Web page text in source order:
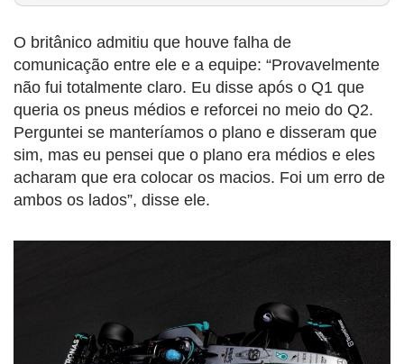
O britânico admitiu que houve falha de
comunicação entre ele e a equipe: “Provavelmente
não fui totalmente claro. Eu disse após o Q1 que
queria os pneus médios e reforcei no meio do Q2.
Perguntei se manteríamos o plano e disseram que
sim, mas eu pensei que o plano era médios e eles
acharam que era colocar os macios. Foi um erro de
ambos os lados”, disse ele.